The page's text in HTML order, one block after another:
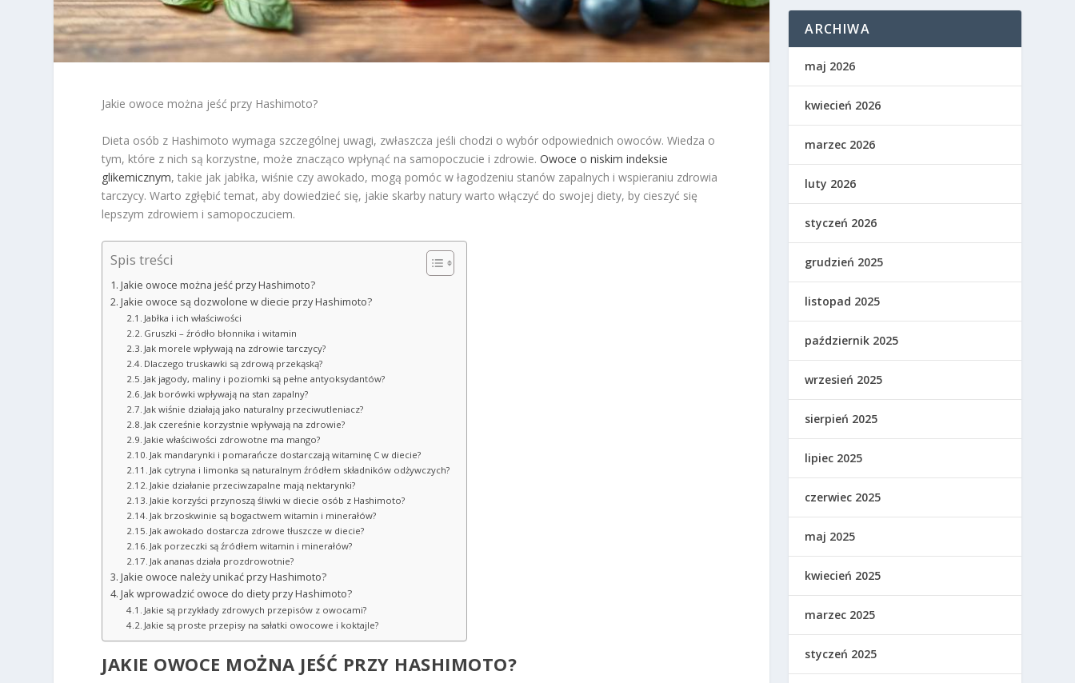
Jakie owoce można jeść przy Hashimoto?
Dieta osób z Hashimoto wymaga szczególnej uwagi, zwłaszcza jeśli chodzi o wybór odpowiednich owoców. Wiedza o
tym, które z nich są korzystne, może znacząco wpłynąć na samopoczucie i zdrowie.Owoce o niskim indeksie
glikemicznym, takie jak jabłka, wiśnie czy awokado, mogą pomóc w łagodzeniu stanów zapalnych i wspieraniu zdrowia
tarczycy. Warto zgłębić temat, aby dowiedzieć się, jakie skarby natury warto włączyć do swojej diety, by cieszyć się
lepszym zdrowiem i samopoczuciem.
Spis treści
Jakie owoce można jeść przy Hashimoto?
Jakie owoce są dozwolone w diecie przy Hashimoto?
Jabłka i ich właściwości
Gruszki – źródło błonnika i witamin
Jak morele wpływają na zdrowie tarczycy?
Dlaczego truskawki są zdrową przekąską?
Jak jagody, maliny i poziomki są pełne antyoksydantów?
Jak borówki wpływają na stan zapalny?
Jak wiśnie działają jako naturalny przeciwutleniacz?
Jak czereśnie korzystnie wpływają na zdrowie?
Jakie właściwości zdrowotne ma mango?
Jak mandarynki i pomarańcze dostarczają witaminę C w diecie?
Jak cytryna i limonka są naturalnym źródłem składników odżywczych?
Jakie działanie przeciwzapalne mają nektarynki?
Jakie korzyści przynoszą śliwki w diecie osób z Hashimoto?
Jak brzoskwinie są bogactwem witamin i minerałów?
Jak awokado dostarcza zdrowe tłuszcze w diecie?
Jak porzeczki są źródłem witamin i minerałów?
Jak ananas działa prozdrowotnie?
Jakie owoce należy unikać przy Hashimoto?
Jak wprowadzić owoce do diety przy Hashimoto?
Jakie są przykłady zdrowych przepisów z owocami?
Jakie są proste przepisy na sałatki owocowe i koktajle?
JAKIE OWOCE MOŻNA JEŚĆ PRZY HASHIMOTO?
ARCHIWA
maj 2026
kwiecień 2026
marzec 2026
luty 2026
styczeń 2026
grudzień 2025
listopad 2025
październik 2025
wrzesień 2025
sierpień 2025
lipiec 2025
czerwiec 2025
maj 2025
kwiecień 2025
marzec 2025
styczeń 2025